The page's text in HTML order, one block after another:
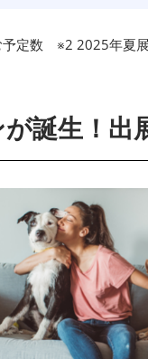
予定数 ※2 2025年夏
誕生！出